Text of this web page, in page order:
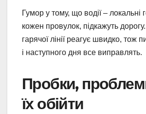
Гумор у тому, що водії – локальні
кожен провулок, підкажуть
гарячої лінії реагує швидко, тож
і наступного дня все виправлять.
Пробки,
їх обійти